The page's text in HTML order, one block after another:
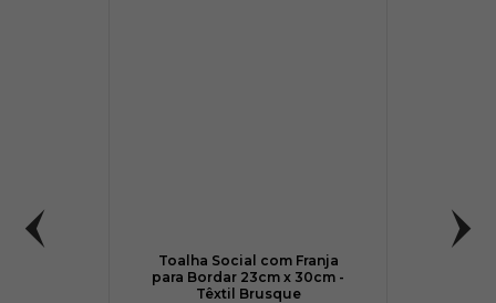
Toalha Social com Franja
para Bordar 23cm x 30cm -
Têxtil Brusque